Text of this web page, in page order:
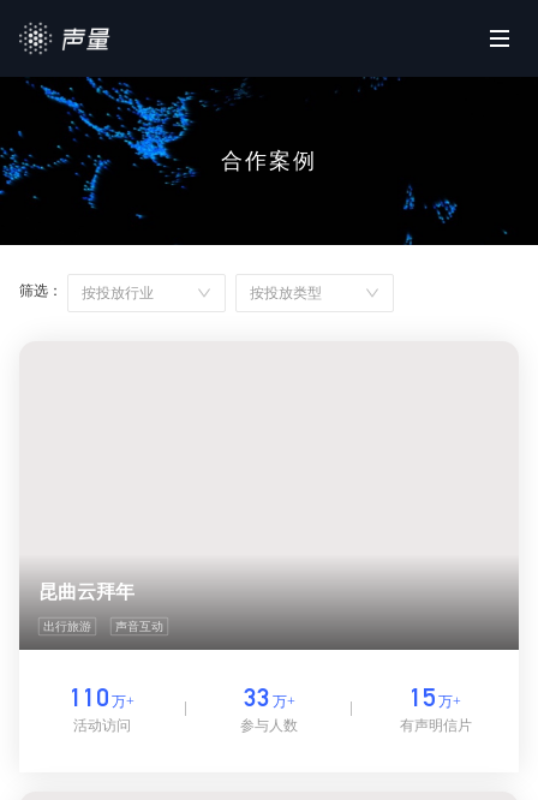
首页
产品平台
营销资源
政策查询
合作案例
筛选： 按投放行业 按投放类型
昆曲云拜年
出行旅游 声音互动
110 万+
活动访问
33 万+
参与人数
15 万+
有声明信片